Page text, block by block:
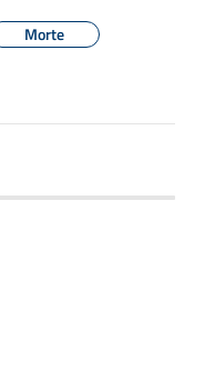
Morte